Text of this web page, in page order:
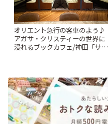
オリエント急行の客車のよう♪
アガサ・クリスティーの世界に
浸れるブックカフェ/神田「サロ